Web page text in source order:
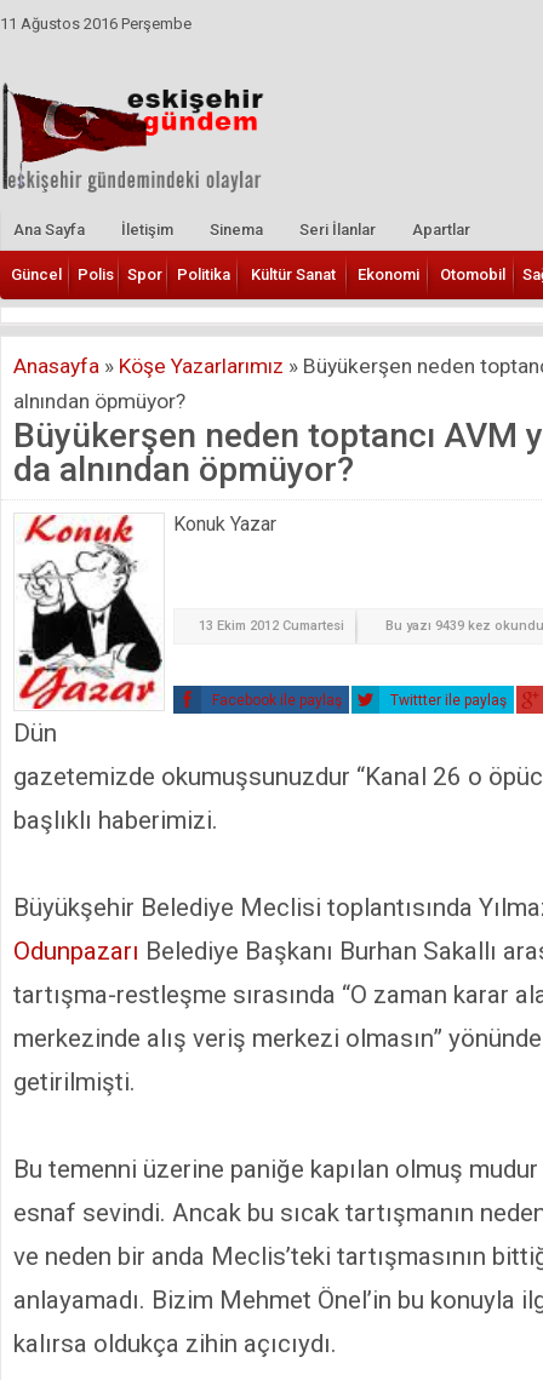
11 Ağustos 2016 Perşembe
Ana Sayfa İletişim Sinema Seri İlanlar Apartlar
Güncel Polis Spor Politika Kültür Sanat Ekonomi Otomobil
Anasayfa » Köşe Yazarlarımız » Büyükerşen neden
alnından öpmüyor?
Büyükerşen neden toptancı AVM
da alnından öpmüyor?
Konuk Yazar
13 Ekim 2012 Cumartesi Bu yazı 9439 kez okundu
Facebook ile paylaş Twittter ile paylaş
Dün
gazetemizde okumuşsunuzdur “Kanal 26 o
başlıklı haberimizi.
Büyükşehir Belediye Meclisi toplantısında
Odunpazarı Belediye Başkanı Burhan Sakallı
tartışma-restleşme sırasında “O zaman karar
merkezinde alış veriş merkezi olmasın”
getirilmişti.
Bu temenni üzerine paniğe kapılan olmuş
esnaf sevindi. Ancak bu sıcak tartışmanın
ve neden bir anda Meclis’teki tartışmasının
anlayamadı. Bizim Mehmet Önel’in bu konuyla
kalırsa oldukça zihin açıcıydı.